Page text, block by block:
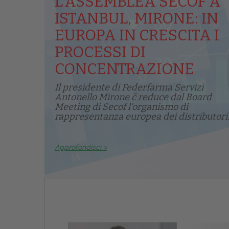
ISTANBUL, MIRONE: IN
EUROPA IN CRESCITA I
PROCESSI DI
CONCENTRAZIONE
Il presidente di Federfarma Servizi
Antonello Mirone č reduce dal Board
Meeting di Secof l'organismo di
rappresentanza europea dei
Approfondisci >